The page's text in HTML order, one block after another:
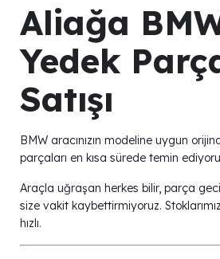
Aliağa
Yedek
Satışı
BMW aracınızın modeline uygun
parçaları en kısa sürede temin
Araçla uğraşan herkes bilir, parça
size vakit kaybettirmiyoruz.
hızlı.